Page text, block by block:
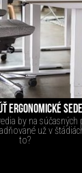
ERGONOMICKÉ
by na súčasných
už v
to?